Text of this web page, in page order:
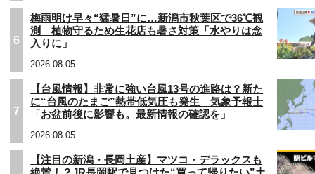
6
梅雨明け早々“猛暑日”に…新潟市秋葉区で36℃観
測 植物守るため生花店も暑さ対策「水やりは念
入りに」
2026.08.05
7
【台風情報】非常に強い台風13号の進路は？新た
に“台風のたまご”熱帯低気圧も発生 気象予報士
「お盆前後に影響も。最新情報の確認を」
2026.08.05
【注目の新潟・長岡土産】マツコ・デラックスも